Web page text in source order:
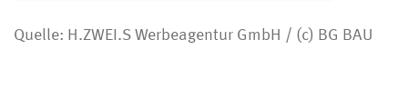
Quelle: H.ZWEI.S Werbeagentur GmbH / (c) BG BAU